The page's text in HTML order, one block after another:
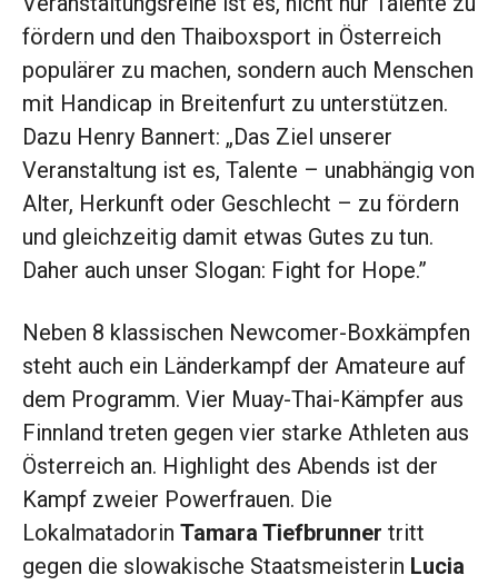
fördern und den Thaiboxsport in Österreich
populärer zu machen, sondern auch Menschen
mit Handicap in Breitenfurt zu unterstützen.
Dazu Henry Bannert: „Das Ziel unserer
Veranstaltung ist es, Talente – unabhängig von
Alter, Herkunft oder Geschlecht – zu fördern
und gleichzeitig damit etwas Gutes zu tun.
Daher auch unser Slogan: Fight for Hope.”
Neben 8 klassischen Newcomer-Boxkämpfen
steht auch ein Länderkampf der Amateure auf
dem Programm. Vier Muay-Thai-Kämpfer aus
Finnland treten gegen vier starke Athleten aus
Österreich an. Highlight des Abends ist der
Kampf zweier Powerfrauen. Die
Lokalmatadorin Tamara Tiefbrunner tritt
gegen die slowakische Staatsmeisterin Lucia